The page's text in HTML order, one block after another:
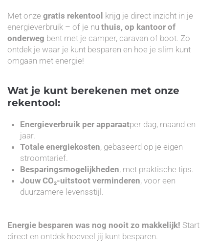
Met onze gratis rekentool krijg je direct inzicht in je
energieverbruik – of je nu thuis, op kantoor of
onderweg bent met je camper, caravan of boot. Zo
ontdek je waar je kunt besparen en hoe je slim kunt
omgaan met energie!
Wat je kunt berekenen met onze
rekentool:
Energieverbruik per apparaatper dag, maand en
jaar.
Totale energiekosten, gebaseerd op je eigen
stroomtarief.
Besparingsmogelijkheden, met praktische tips.
Jouw CO₂-uitstoot verminderen, voor een
duurzamere levensstijl.
Energie besparen was nog nooit zo makkelijk! Start
direct en ontdek hoeveel jij kunt besparen.